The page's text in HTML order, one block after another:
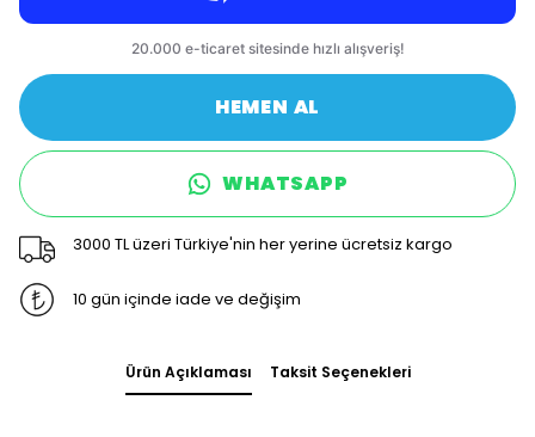
HEMEN AL
WHATSAPP
3000 TL üzeri Türkiye'nin her yerine ücretsiz kargo
10 gün içinde iade ve değişim
Ürün Açıklaması Taksit Seçenekleri